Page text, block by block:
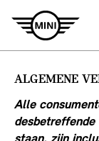
ALGEMENE
Alle